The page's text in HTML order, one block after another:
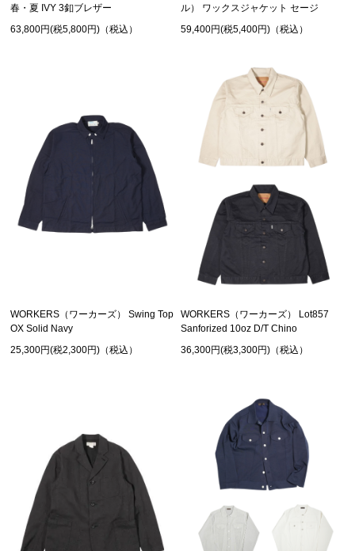
春・夏 IVY 3釦ブレザー
63,800円(税5,800円)（税込）
ル） ワックスジャケット セージ
59,400円(税5,400円)（税込）
WORKERS（ワーカーズ） Swing Top
OX Solid Navy
25,300円(税2,300円)（税込）
WORKERS（ワーカーズ） Lot857
Sanforized 10oz D/T Chino
36,300円(税3,300円)（税込）